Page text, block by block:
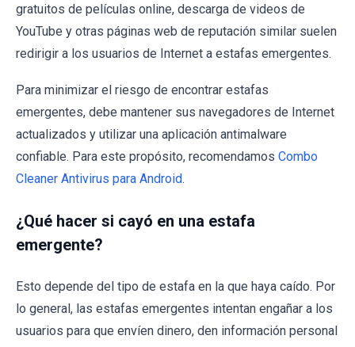
gratuitos de películas online, descarga de videos de
YouTube y otras páginas web de reputación similar suelen
redirigir a los usuarios de Internet a estafas emergentes.
Para minimizar el riesgo de encontrar estafas
emergentes, debe mantener sus navegadores de Internet
actualizados y utilizar una aplicación antimalware
confiable. Para este propósito, recomendamos Combo
Cleaner Antivirus para Android.
¿Qué hacer si cayó en una estafa
emergente?
Esto depende del tipo de estafa en la que haya caído. Por
lo general, las estafas emergentes intentan engañar a los
usuarios para que envíen dinero, den información personal